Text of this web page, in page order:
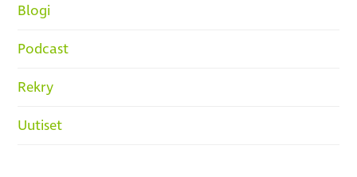
Blogi
Podcast
Rekry
Uutiset